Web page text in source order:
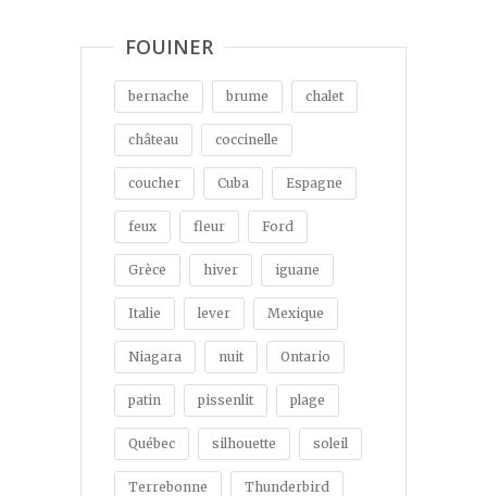
FOUINER
bernache brume chalet
château coccinelle
coucher Cuba Espagne
feux fleur Ford
Grèce hiver iguane
Italie lever Mexique
Niagara nuit Ontario
patin pissenlit plage
Québec silhouette soleil
Terrebonne Thunderbird